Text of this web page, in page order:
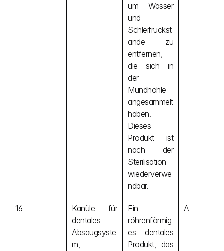
um Wasser
und
Schleifrückst
ände zu
entfernen,
die sich in
der
Mundhöhle
angesammelt
haben.
Dieses
Produkt ist
nach der
Sterilisation
wiederverwe
ndbar.
16
Kanüle für
dentales
Absaugsyste
m,
Ein
röhrenförmig
es dentales
Produkt, das
A